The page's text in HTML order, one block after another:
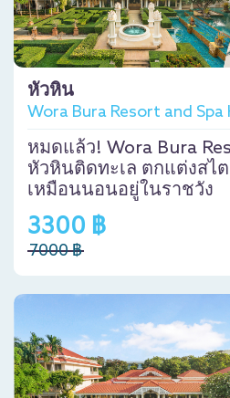
หัวหิน
Wora Bura Resort and Spa
หมดแล้ว! Wora Bura
หัวหินติดทะเล ตกแต่งสไ
เหมือนนอนอยู่ในราชวัง
3300 ฿
7000 ฿